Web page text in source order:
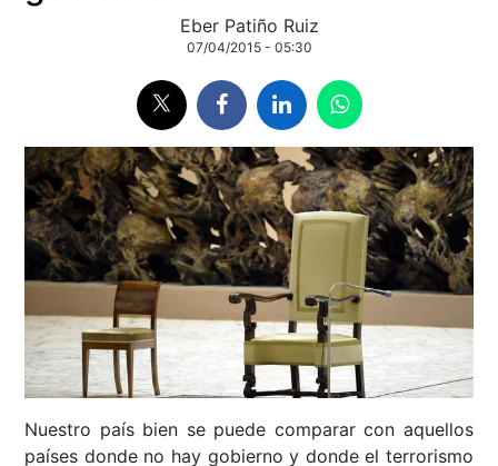
Eber Patiño Ruiz
07/04/2015 - 05:30
Nuestro país bien se puede comparar con aquellos
países donde no hay gobierno y donde el terrorismo